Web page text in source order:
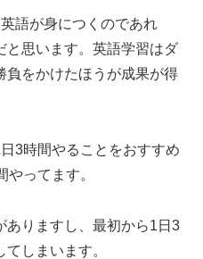
語が身につくのであれ
と思います。英語学習はダ
負をかけたほうが成果が得
3時間やることをおすすめ
やってます。
ありますし、最初から1日3
しまいます。